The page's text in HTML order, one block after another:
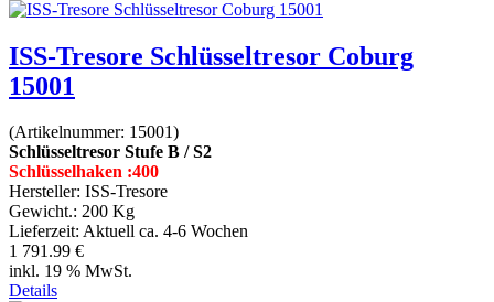
ISS-Tresore Schlüsseltresor Coburg
15001
(Artikelnummer: 15001)
Schlüsseltresor Stufe B / S2
Schlüsselhaken :400
Hersteller: ISS-Tresore
Gewicht.: 200 Kg
Lieferzeit: Aktuell ca. 4-6 Wochen
1 791.99 €
inkl. 19 % MwSt.
Details